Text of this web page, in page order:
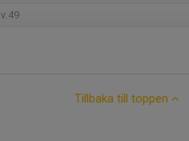
v.49
Tillbaka till toppen